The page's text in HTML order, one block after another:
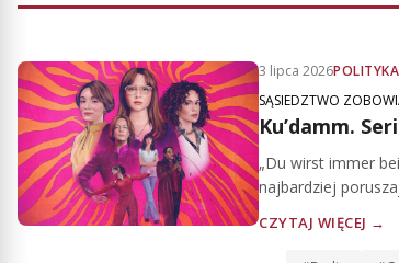
3 lipca 2026POLITYKA
SĄSIEDZTWO
Ku’damm.
„Du wirst immer
najbardziej
CZYTAJ WIĘCEJ →